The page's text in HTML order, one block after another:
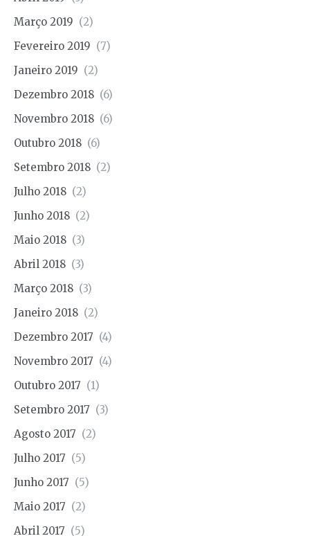
Março 2019 (2)
Fevereiro 2019 (7)
Janeiro 2019 (2)
Dezembro 2018 (6)
Novembro 2018 (6)
Outubro 2018 (6)
Setembro 2018 (2)
Julho 2018 (2)
Junho 2018 (2)
Maio 2018 (3)
Abril 2018 (3)
Março 2018 (3)
Janeiro 2018 (2)
Dezembro 2017 (4)
Novembro 2017 (4)
Outubro 2017 (1)
Setembro 2017 (3)
Agosto 2017 (2)
Julho 2017 (5)
Junho 2017 (5)
Maio 2017 (2)
Abril 2017 (5)